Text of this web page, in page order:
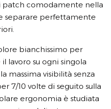
patch comodamente nella
separare perfettamente
bianchissimo per
lavoro su ogni singola
massima visibilità senza
7/10 volte di seguito sulla
ergonomia è studiata